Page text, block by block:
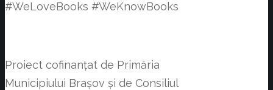
#WeLoveBooks #WeKnowBooks
Proiect cofinanțat de Primăria
Municipiului Braşov și de Consiliul